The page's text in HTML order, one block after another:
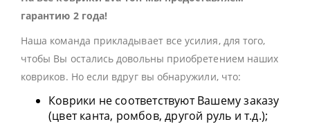
гарантию 2 года!
Наша команда прикладывает все усилия, для того,
чтобы Вы остались довольны приобретением наших
ковриков. Но если вдруг вы обнаружили, что:
Коврики не соответствуют Вашему заказу
(цвет канта, ромбов, другой руль и т.д.);